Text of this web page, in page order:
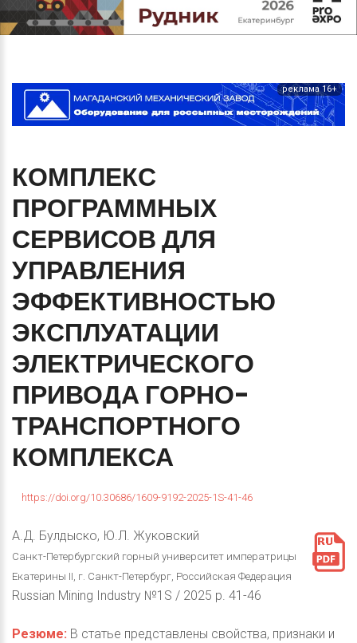
реклама 16+
КОМПЛЕКС
ПРОГРАММНЫХ
СЕРВИСОВДЛЯ
УПРАВЛЕНИЯ
ЭФФЕКТИВНОСТЬЮ
ЭКСПЛУАТАЦИИ
ЭЛЕКТРИЧЕСКОГО
ПРИВОДА ГОРНО-
ТРАНСПОРТНОГО
КОМПЛЕКСА
https://doi.org/10.30686/1609-9192-2025-1S-41-46
А.Д. Булдыско, Ю.Л. Жуковский
Санкт-Петербургский горный университет императрицы
Екатерины II, г. Санкт-Петербург, Российская Федерация
Russian Mining Industry №1S / 2025 p. 41-46
Резюме: В статье представлены свойства, признаки и